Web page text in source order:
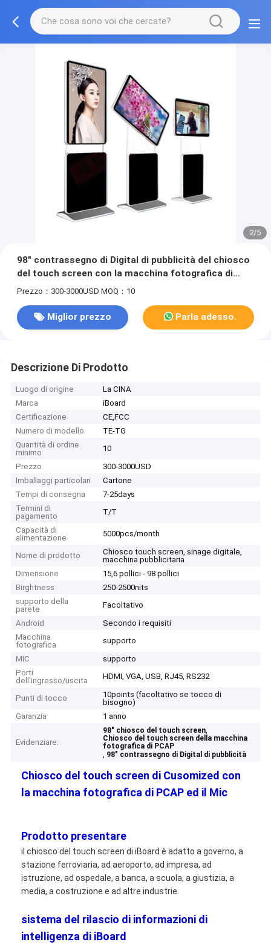
2/5
98" contrassegno di Digital di pubblicità del chiosco
del touch screen con la macchina fotografica di
PCAP ed il Mic
Prezzo：300-3000USD MOQ：10
Miglior prezzo Parla adesso.
Descrizione Di Prodotto
Luogo di origine
La CINA
Marca
iBoard
Certificazione
CE,FCC
Numero di modello
TE-TG
Quantità di ordine
minimo
10
Prezzo
300-3000USD
Imballaggi particolari
Cartone
Tempi di consegna
7-25days
Termini di
pagamento
T/T
Capacità di
alimentazione
5000pcs/month
Nome di prodotto
Chiosco touch screen, sinage digitale,
macchina pubblicitaria
Dimensione
15,6 pollici - 98 pollici
Birghtness
250-2500nits
supporto della
parete
Facoltativo
Android
Secondo i requisiti
Macchina
fotografica
supporto
MIC
supporto
Porti
dell'ingresso/uscita
HDMI, VGA, USB, RJ45, RS232
Punti di tocco
10points (facoltativo se tocco di
bisogno)
Garanzia
1 anno
Evidenziare:
98" chiosco del touch screen,
Chiosco del touch screen della macchina
fotografica di PCAP
, 98" contrassegno di Digital di pubblicità
Chiosco del touch screen di Cusomized con
la macchina fotografica di PCAP ed il Mic
Prodotto presentare
il chiosco del touch screen di iBoard è adatto a governo, a
stazione ferroviaria, ad aeroporto, ad impresa, ad
istruzione, ad ospedale, a banca, a scuola, a giustizia, a
media, a costruzione e ad altre industrie.
sistema del rilascio di informazioni di
intelligenza di iBoard